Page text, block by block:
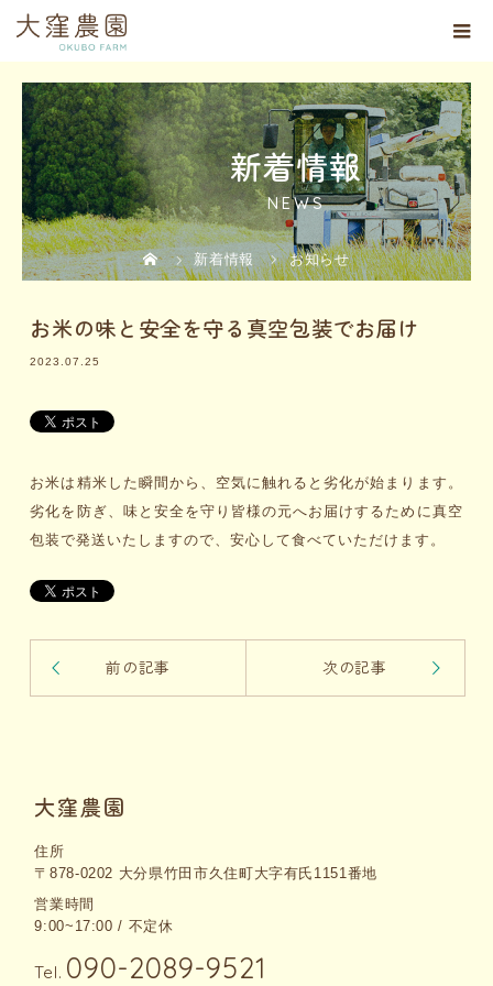
新着情報
NEWS
新着情報 お知らせ
お米の味と安全を守る真空包装でお届け
2023.07.25
お米は精米した瞬間から、空気に触れると劣化が始まります。
劣化を防ぎ、味と安全を守り皆様の元へお届けするために真空
包装で発送いたしますので、安心して食べていただけます。
前の記事 次の記事
大窪農園
住所
〒878-0202 大分県竹田市久住町大字有氏1151番地
営業時間
9:00~17:00 / 不定休
Tel. 090-2089-9521